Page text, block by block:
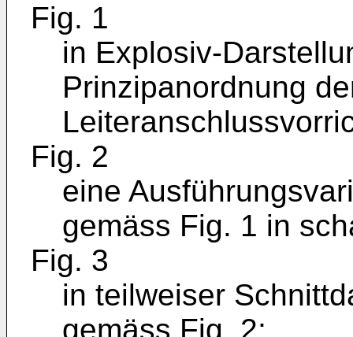
Fig. 1
in Explosiv-
Prinzipanordnung
Fig. 2
eine
gemäss Fig. 1 in
Fig. 3
in teilweiser
gemäss Fig. 2;